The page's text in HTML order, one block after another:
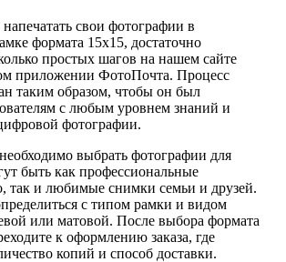
свои фотографии в
формата 15х15, достаточно
простых шагов на нашем сайте
приложении ФотоПочта. Процесс
таким образом, чтобы он был
с любым уровнем знаний и
фотографии.
выбрать фотографии для
быть как профессиональные
так и любимые снимки семьи и друзей.
с типом рамки и видом
или матовой. После выбора формата
к оформлению заказа, где
копий и способ доставки.